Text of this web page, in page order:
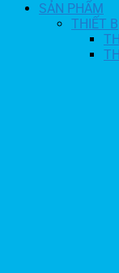
SẢN PHẨM
THIẾT